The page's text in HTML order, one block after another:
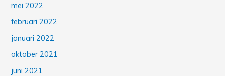
mei 2022
februari 2022
januari 2022
oktober 2021
juni 2021